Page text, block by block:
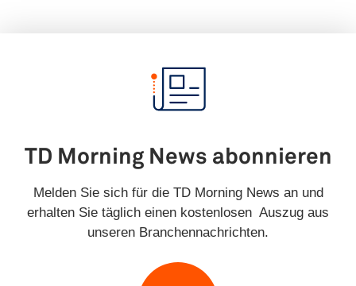
TD Morning News abonnieren
Melden Sie sich für die TD Morning News an und
erhalten Sie täglich einen kostenlosen Auszug aus
unseren Branchennachrichten.